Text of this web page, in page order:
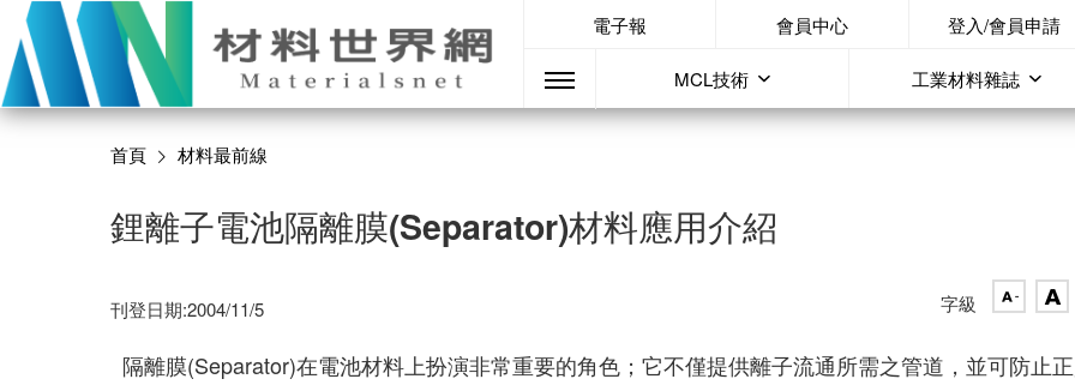
電子報 會員中心 登入/會員申請
MCL技術 工業材料雜誌
首頁 材料最前線
鋰離子電池隔離膜(Separator)材料應用介紹
刊登日期:2004/11/5 字級
隔離膜(Separator)在電池材料上扮演非常重要的角色；它不僅提供離子流通所需之管道，並可防止